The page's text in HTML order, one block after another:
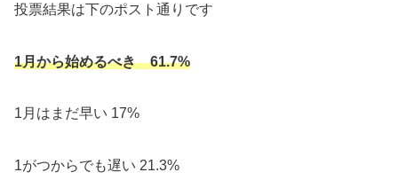
投票結果は下のポスト通りです
1月から始めるべき 61.7%
1月はまだ早い 17%
1がつからでも遅い 21.3%